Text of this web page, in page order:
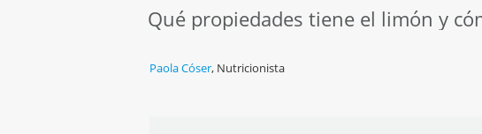
Qué propiedades tiene el limón y
Paola Cóser, Nutricionista